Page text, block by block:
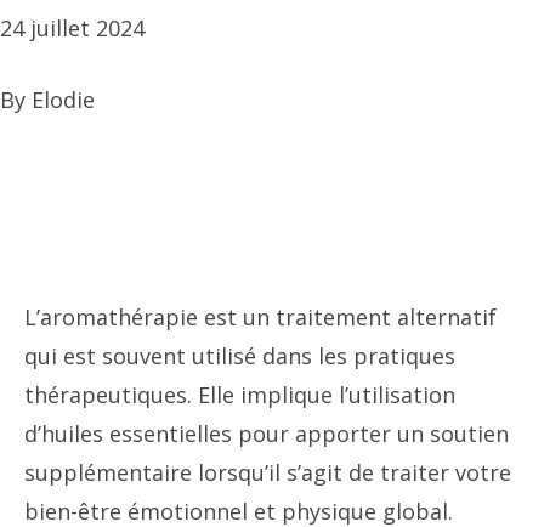
24 juillet 2024
By Elodie
L’aromathérapie est un traitement alternatif
qui est souvent utilisé dans les pratiques
thérapeutiques. Elle implique l’utilisation
d’huiles essentielles pour apporter un soutien
supplémentaire lorsqu’il s’agit de traiter votre
bien-être émotionnel et physique global.